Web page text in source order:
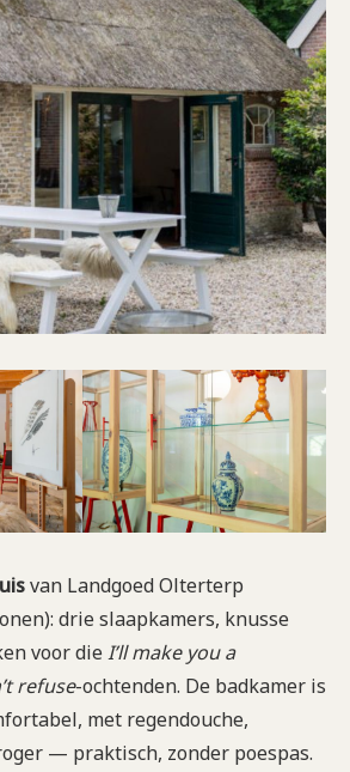
van Landgoed Olterterp
drie slaapkamers, knusse
voor dieI’ll make you a
refuse-ochtenden. De badkamer is
met regendouche,
— praktisch, zonder poespas.